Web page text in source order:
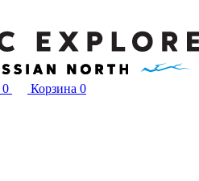
0 Корзина 0